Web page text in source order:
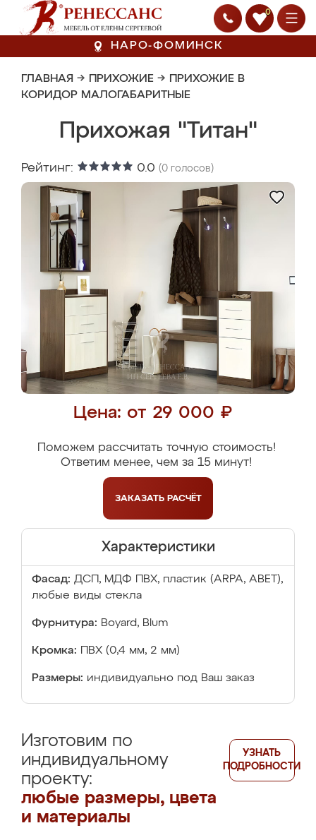
0
НАРО-ФОМИНСК
ГЛАВНАЯ → ПРИХОЖИЕ → ПРИХОЖИЕ В
КОРИДОР МАЛОГАБАРИТНЫЕ
Прихожая "Титан"
Рейтинг: 0.0 (0 голосов)
Цена: от 29 000 ₽
Поможем рассчитать точную стоимость!
Ответим менее, чем за 15 минут!
ЗАКАЗАТЬ РАСЧЁТ
Характеристики
Фасад: ДСП, МДФ ПВХ, пластик (ARPA, ABET),
любые виды стекла
Фурнитура: Boyard, Blum
Кромка: ПВХ (0,4 мм, 2 мм)
Размеры: индивидуально под Ваш заказ
Изготовим по
индивидуальному
проекту:
любые размеры, цвета
и материалы
УЗНАТЬ
ПОДРОБНОСТИ